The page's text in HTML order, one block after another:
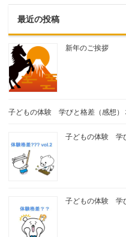
最近の投稿
新年のご挨拶
子どもの体験 学びと格差（感想）
子どもの体験 学
子どもの体験 学